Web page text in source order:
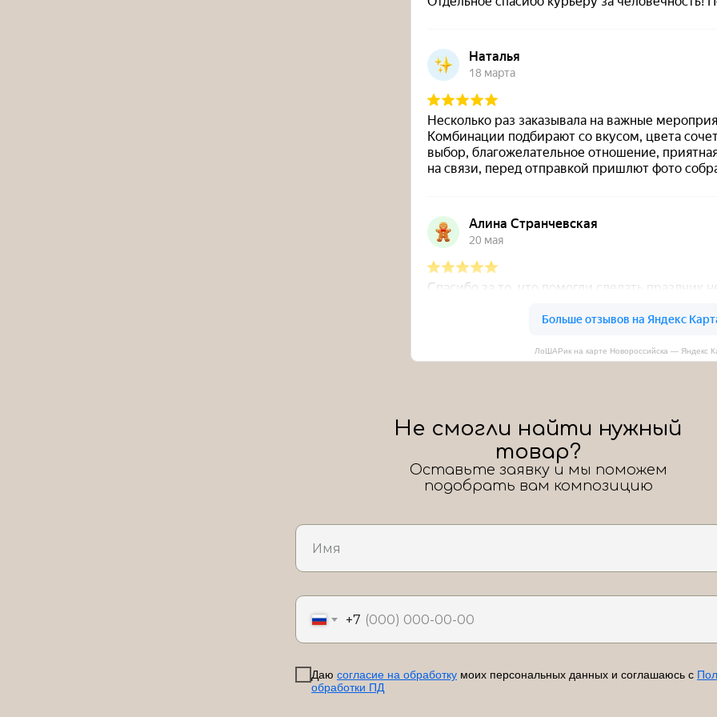
ЛоШАРик на карте Новороссийска — Яндекс
+7
Даю согласие на обработку моих персональных данных и соглашаюсь с
обработки ПД
Не смогли найти нужный
товар?
Оставьте заявку и мы поможем
подобрать вам композицию